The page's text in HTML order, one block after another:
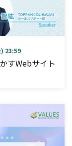
23:59
すWebサイト